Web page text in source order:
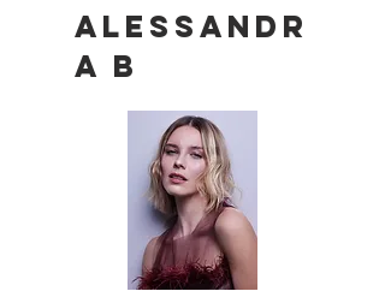
ALESSANDR
A B